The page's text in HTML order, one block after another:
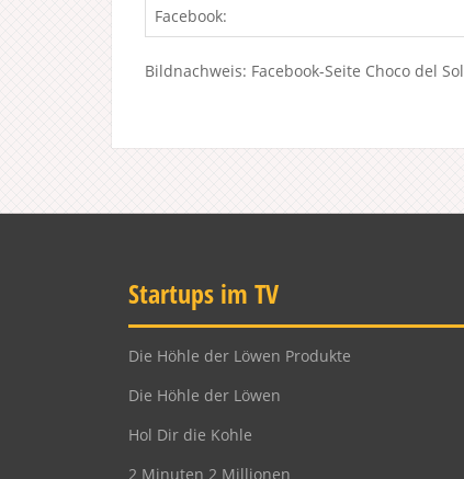
Facebook:
Bildnachweis: Facebook-Seite Choco del Sol
Startups im TV
Die Höhle der Löwen Produkte
Die Höhle der Löwen
Hol Dir die Kohle
2 Minuten 2 Millionen